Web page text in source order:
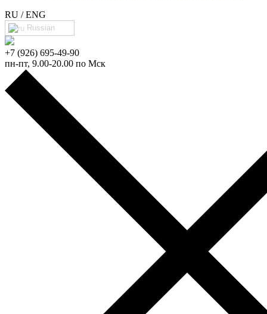
RU / ENG
Russian
+7 (926) 695-49-90
пн-пт, 9.00-20.00 по Мск